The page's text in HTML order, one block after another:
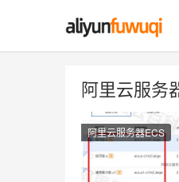
阿里云服务
阿里云服务器ECS